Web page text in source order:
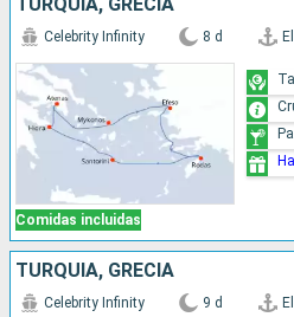
TURQUÍA, GRECIA
Comidas incluidas
Celebrity Infinity 8 d
TURQUÍA, GRECIA
Celebrity Infinity 9 d